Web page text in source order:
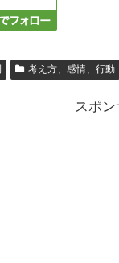
考え方、感情、行動
スポン